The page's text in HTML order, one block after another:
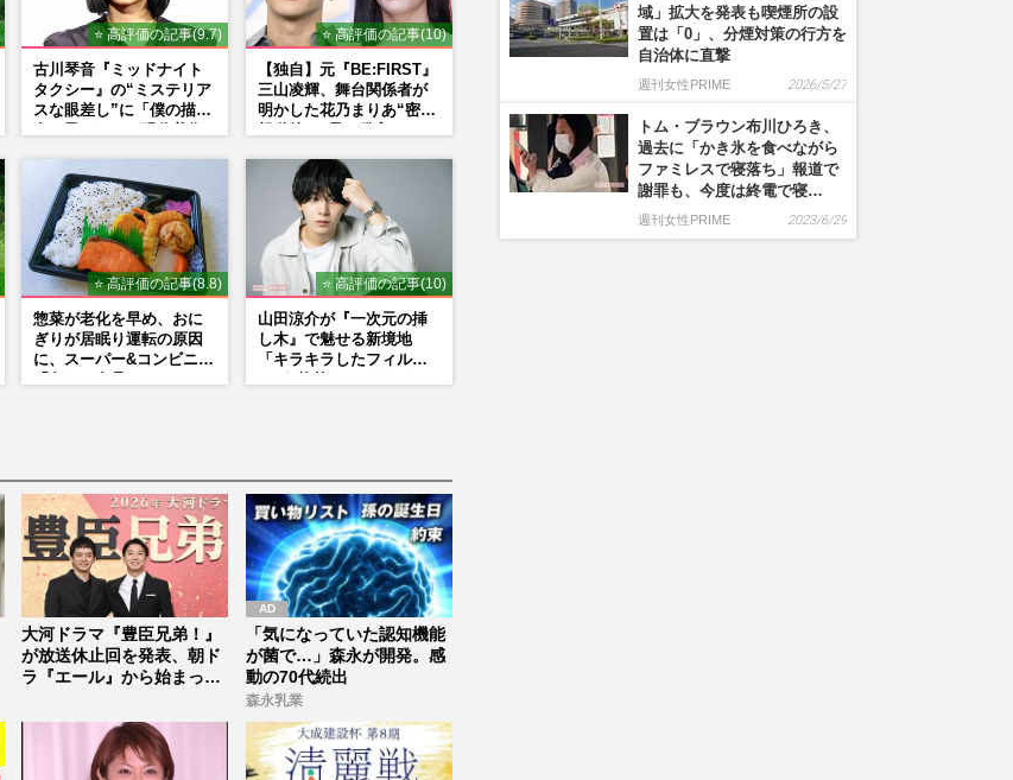
⭐ 高評価の記事(9.7)
古川琴音『ミッドナイト
タクシー』の“ミステリア
スな眼差し”に「僕の描く
で“公認”
⭐ 高評価の記事(10)
【独自】元『BE:FIRST』
三山凌輝、舞台関係者が
明かした花乃まりあ“密会
答えた共演舞台の行方
⭐ 高評価の記事(8.8)
惣菜が老化を早め、おに
ぎりが居眠り運転の原因
に、スーパー&コンビニの
⭐ 高評価の記事(10)
山田涼介が『一次元の挿
し木』で魅せる新境地
「キラキラしたフィルタ
大河ドラマ『豊臣兄弟！』
が放送休止回を発表、朝ド
ラ『エール』から始まった
「気になっていた認知機能
が菌で…」森永が開発。感
動の70代続出
森永乳業
域」拡大を発表も喫煙所の設
置は「0」、分煙対策の行方を
自治体に直撃
週刊女性PRIME 2026/5/27
トム・ブラウン布川ひろき、
過去に「かき氷を食べながら
ファミレスで寝落ち」報道で
謝罪も、今度は終電で寝…
週刊女性PRIME 2023/6/29